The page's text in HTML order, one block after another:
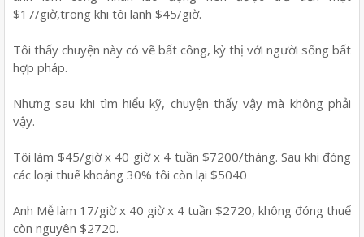
$17/giờ,trong khi tôi lãnh $45/giờ.
Tôi thấy chuyện này có vẽ bất công, kỳ thị với người sống bất
hợp pháp.
Nhưng sau khi tìm hiểu kỹ, chuyện thấy vậy mà không phải
vậy.
Tôi làm $45/giờ x 40 giờ x 4 tuần $7200/tháng. Sau khi đóng
các loại thuế khoảng 30% tôi còn lại $5040
Anh Mễ làm 17/giờ x 40 giờ x 4 tuần $2720, không đóng thuế
còn nguyên $2720.